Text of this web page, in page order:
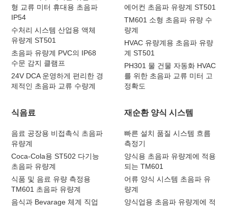
형 교류 미터 휴대용 초음파
IP54
수처리 시스템 산업용 액체
유량계 ST501
초음파 유량계 PVC의 IP68
수문 감지 클램프
24V DCA 운영하게 편리한 경
제적인 초음파 교류 수량계
에어컨 초음파 유량계 ST501
TM601 소형 초음파 유량 수
량계
HVAC 유량계용 초음파 유량
계 ST501
PH301 물 건물 자동화 HVAC
를 위한 초음파 교류 미터 고
정확도
식음료
음료 공장용 비접촉식 초음파
유량계
Coca-Cola용 ST502 다기능
초음파 유량계
식품 및 음료 유량 측정용
TM601 초음파 유량계
음식과 Bevarage 체계 직업
재순환 양식 시스템
빠른 설치 품질 시스템 흐름
측정기
양식용 초음파 유량계에 적용
되는 TM601
어류 양식 시스템 초음파 유
량계
양식업용 초음파 유량계에 적